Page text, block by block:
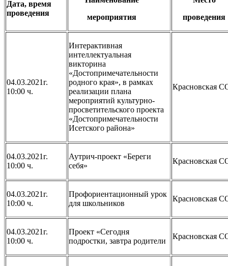
Дата, время
проведения
мероприятия
проведения
04.03.2021г.
10:00 ч.
Интерактивная
интеллектуальная
викторина
«Достопримечательности
родного края», в рамках
реализации плана
мероприятий культурно-
просветительского проекта
«Достопримечательности
Исетского района»
Красновская
04.03.2021г.
10:00 ч.
Аутрич-проект «Береги
себя»
Красновская
04.03.2021г.
10:00 ч.
Профориентационный урок
для школьников
Красновская
04.03.2021г.
10:00 ч.
Проект «Сегодня
подростки, завтра родители
Красновская